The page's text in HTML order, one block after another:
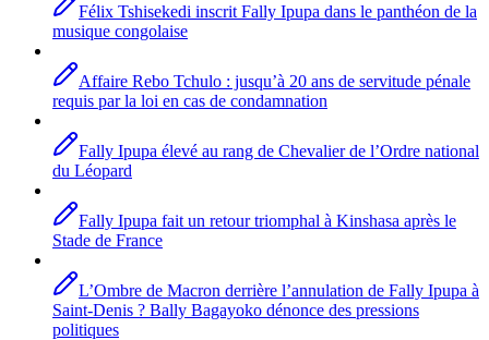
Félix Tshisekedi inscrit Fally Ipupa dans le panthéon de la
musique congolaise
Affaire Rebo Tchulo : jusqu’à 20 ans de servitude pénale
requis par la loi en cas de condamnation
Fally Ipupa élevé au rang de Chevalier de l’Ordre national
du Léopard
Fally Ipupa fait un retour triomphal à Kinshasa après le
Stade de France
L’Ombre de Macron derrière l’annulation de Fally Ipupa à
Saint-Denis ? Bally Bagayoko dénonce des pressions
politiques